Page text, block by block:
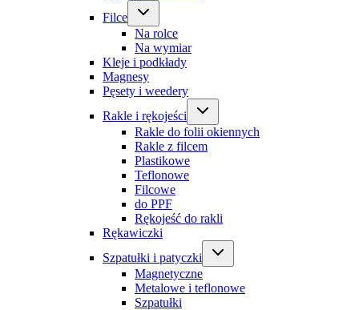
Filce
Na rolce
Na wymiar
Kleje i podkłady
Magnesy
Pęsety i weedery
Rakle i rękojeści
Rakle do folii okiennych
Rakle z filcem
Plastikowe
Teflonowe
Filcowe
do PPF
Rękojeść do rakli
Rękawiczki
Szpatułki i patyczki
Magnetyczne
Metalowe i teflonowe
Szpatułki